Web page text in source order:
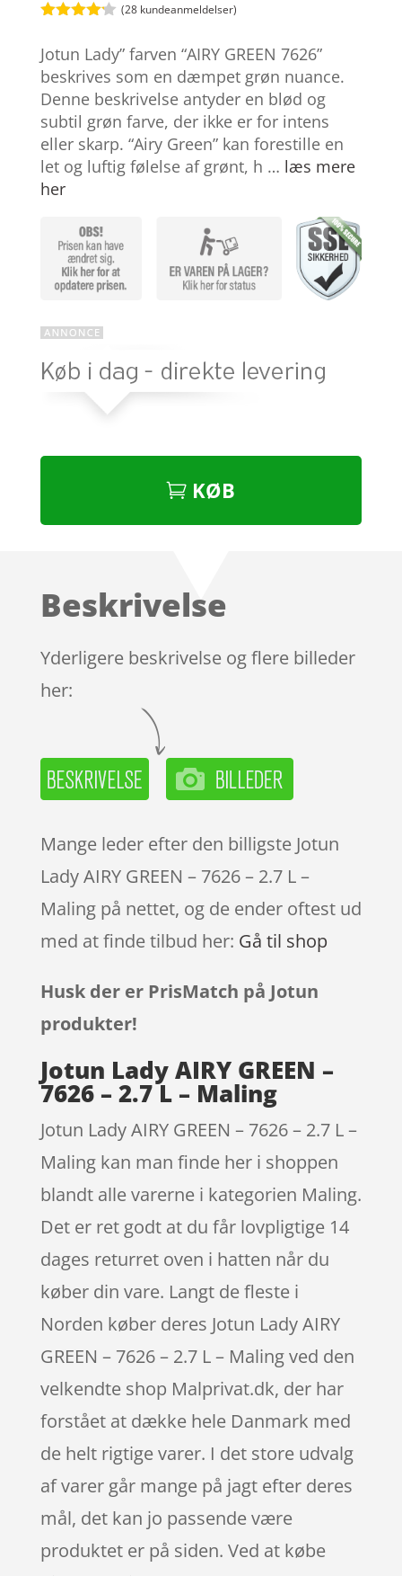
ud af 5
baseret
på
kundebedø
mmelser
(28 kundeanmeldelser)
Jotun Lady” farven “AIRY GREEN 7626”
beskrives som en dæmpet grøn nuance.
Denne beskrivelse antyder en blød og
subtil grøn farve, der ikke er for intens
eller skarp. “Airy Green” kan forestille en
let og luftig følelse af grønt, h … læs mere
her
KØB
Beskrivelse
Yderligere beskrivelse og flere billeder
her:
Mange leder efter den billigste Jotun
Lady AIRY GREEN – 7626 – 2.7 L –
Maling på nettet, og de ender oftest ud
med at finde tilbud her: Gå til shop
Husk der er PrisMatch på Jotun
produkter!
Jotun Lady AIRY GREEN –
7626 – 2.7 L – Maling
Jotun Lady AIRY GREEN – 7626 – 2.7 L –
Maling kan man finde her i shoppen
blandt alle varerne i kategorien Maling.
Det er ret godt at du får lovpligtige 14
dages returret oven i hatten når du
køber din vare. Langt de fleste i
Norden køber deres Jotun Lady AIRY
GREEN – 7626 – 2.7 L – Maling ved den
velkendte shop Malprivat.dk, der har
forstået at dække hele Danmark med
de helt rigtige varer. I det store udvalg
af varer går mange på jagt efter deres
mål, det kan jo passende være
produktet er på siden. Ved at købe